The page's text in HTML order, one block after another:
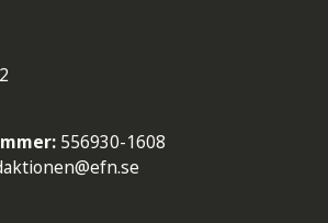
556930-1608